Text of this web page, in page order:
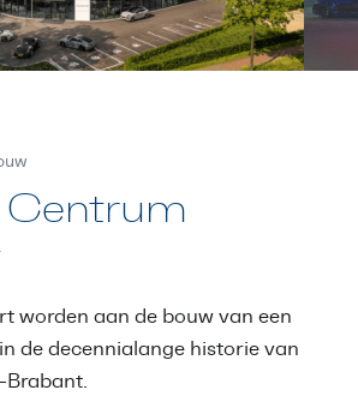
Centrum
worden aan de bouw van een
de decennialange historie van